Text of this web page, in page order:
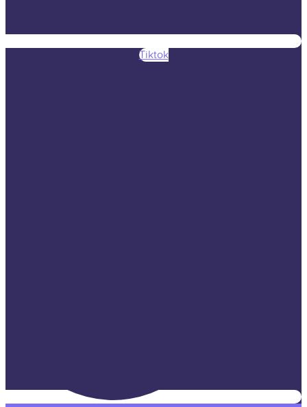
Tiktok